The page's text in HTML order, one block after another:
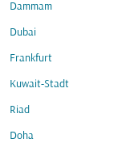
Dammam
Dubai
Frankfurt
Kuwait-Stadt
Riad
Doha